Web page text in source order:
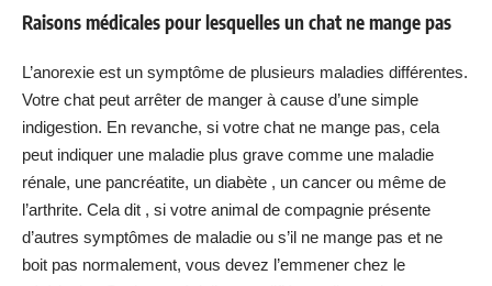
Raisons médicales pour lesquelles un chat ne mange pas
L’anorexie est un symptôme de plusieurs maladies différentes.
Votre chat peut arrêter de manger à cause d’une simple
indigestion. En revanche, si votre chat ne mange pas, cela
peut indiquer une maladie plus grave comme une maladie
rénale, une pancréatite, un diabète , un cancer ou même de
l’arthrite. Cela dit , si votre animal de compagnie présente
d’autres symptômes de maladie ou s’il ne mange pas et ne
boit pas normalement, vous devez l’emmener chez le